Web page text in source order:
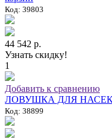
Код: 39803
44 542 р.
Узнать скидку!
1
Добавить к сравнению
ЛОВУШКА ДЛЯ
Код: 38899